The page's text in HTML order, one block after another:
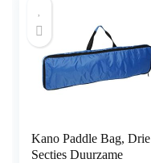
Kano Paddle Bag, Drie
Secties Duurzame